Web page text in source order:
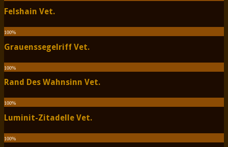
Felshain Vet.
100%
Grauenssegelriff Vet.
100%
Rand Des Wahnsinn Vet.
100%
Luminit-Zitadelle Vet.
100%